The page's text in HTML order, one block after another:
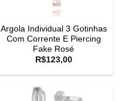
Argola Individual 3 Gotinhas
Com Corrente E Piercing
Fake Rosé
R$123,00